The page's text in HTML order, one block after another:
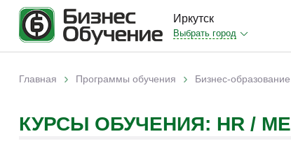
Иркутск
Выбрать город
Отраслевые (11)
Главная › Программы обучения › Бизнес-образование
КУРСЫ ОБУЧЕНИЯ: HR /